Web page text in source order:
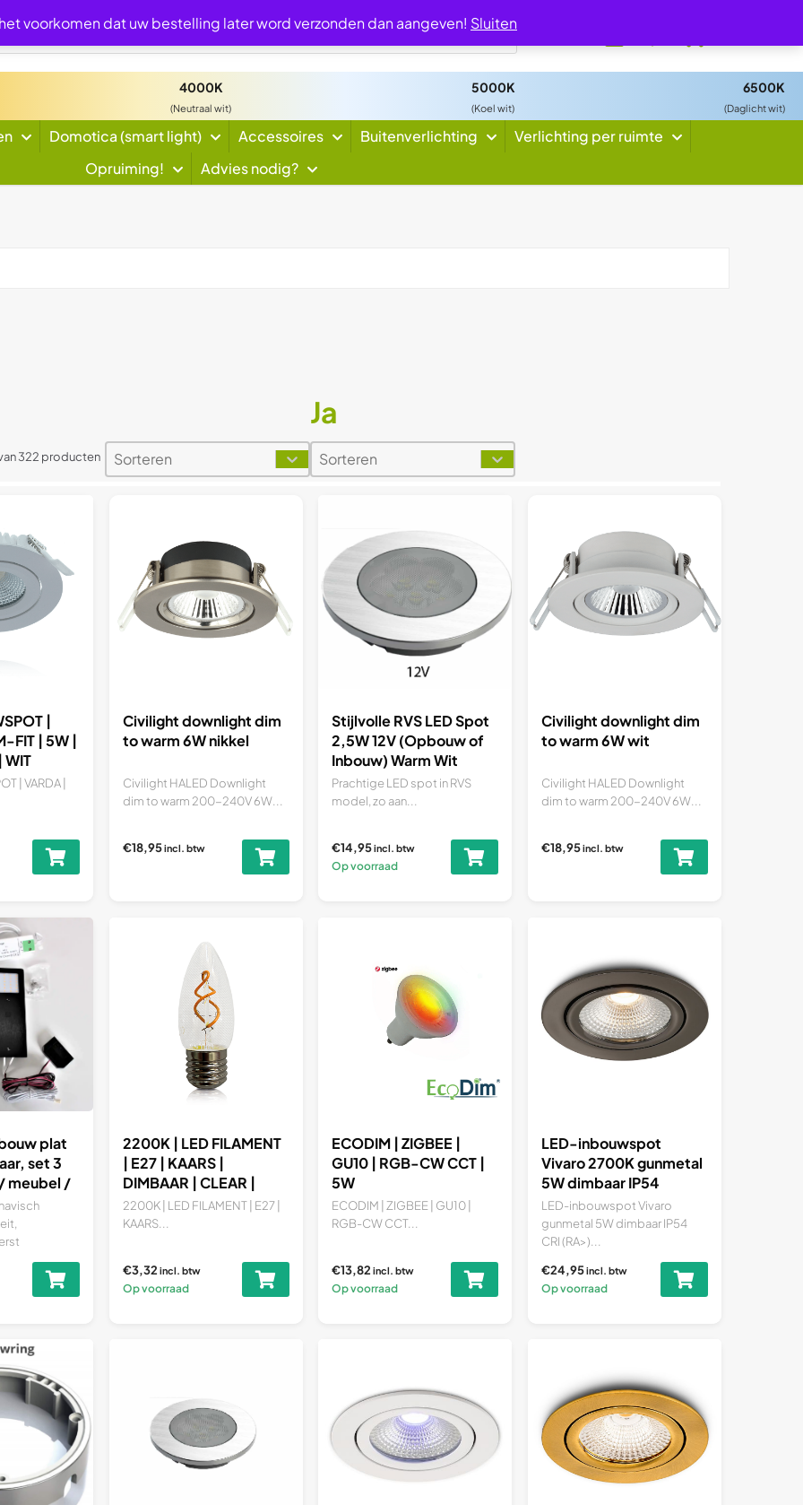
4000K
(Neutraal wit)
5000K
(Koel wit)
6500K
(Daglicht wit)
Domotica (smart light) Accessoires Buitenverlichting
Verlichting per ruimte
Opruiming!
Advies nodig?
Ja
van 322 producten Sorteren
Sort content
Sort content Sorteren
Sort content
Sort content
|
FIT | 5W |
WIT
| VARDA |
Civilight downlight dim
to warm 6W nikkel
Civilight HALED Downlight
dim to warm 200-240V 6W...
€18,95incl. btw
Stijlvolle RVS LED Spot
2,5W 12V (Opbouw of
Inbouw) Warm Wit
Prachtige LED spot in RVS
model, zo aan...
€14,95incl. btw
Op voorraad
Civilight downlight dim
to warm 6W wit
Civilight HALED Downlight
dim to warm 200-240V 6W...
€18,95incl. btw
plat
set 3
meubel /
2200K | LED FILAMENT
| E27 | KAARS |
DIMBAAR | CLEAR |
2W
2200K | LED FILAMENT | E27 |
KAARS...
€3,32 incl. btw
Op voorraad
ECODIM | ZIGBEE |
GU10 | RGB-CW CCT |
5W
ECODIM | ZIGBEE | GU10 |
RGB-CW CCT...
€13,82 incl. btw
Op voorraad
LED-inbouwspot
Vivaro 2700K gunmetal
5W dimbaar IP54
LED-inbouwspot Vivaro
gunmetal 5W dimbaar IP54
CRI (RA>)...
€24,95incl. btw
Op voorraad
voorkomen dat uw bestelling later word verzonden dan aangeven! Sluiten